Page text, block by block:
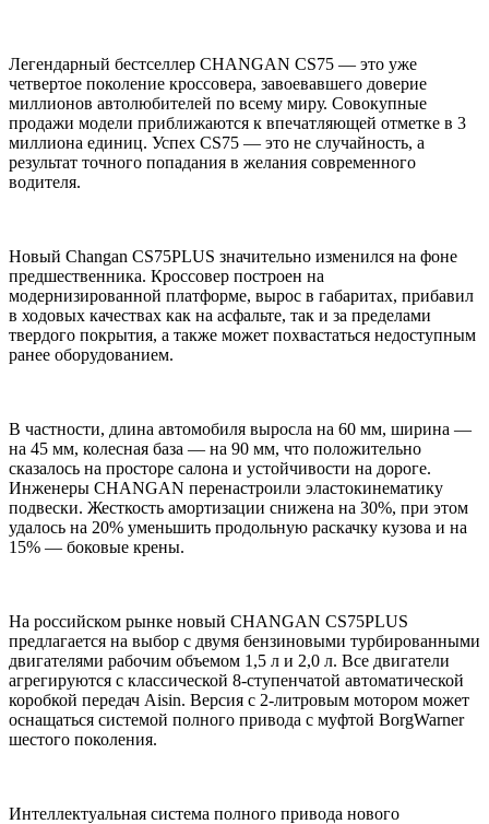
Легендарный бестселлер CHANGAN CS75 — это уже
четвертое поколение кроссовера, завоевавшего доверие
миллионов автолюбителей по всему миру. Совокупные
продажи модели приближаются к впечатляющей отметке в 3
миллиона единиц. Успех CS75 — это не случайность, а
результат точного попадания в желания современного
водителя.
Новый Changan CS75PLUS значительно изменился на фоне
предшественника. Кроссовер построен на
модернизированной платформе, вырос в габаритах, прибавил
в ходовых качествах как на асфальте, так и за пределами
твердого покрытия, а также может похвастаться недоступным
ранее оборудованием.
В частности, длина автомобиля выросла на 60 мм, ширина —
на 45 мм, колесная база — на 90 мм, что положительно
сказалось на просторе салона и устойчивости на дороге.
Инженеры CHANGAN перенастроили эластокинематику
подвески. Жесткость амортизации снижена на 30%, при этом
удалось на 20% уменьшить продольную раскачку кузова и на
15% — боковые крены.
На российском рынке новый CHANGAN CS75PLUS
предлагается на выбор с двумя бензиновыми турбированными
двигателями рабочим объемом 1,5 л и 2,0 л. Все двигатели
агрегируются с классической 8-ступенчатой автоматической
коробкой передач Aisin. Версия с 2-литровым мотором может
оснащаться системой полного привода с муфтой BorgWarner
шестого поколения.
Интеллектуальная система полного привода нового